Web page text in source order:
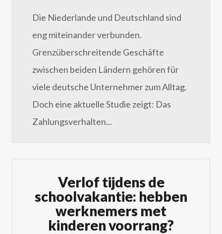
Die Niederlande und Deutschland sind
eng miteinander verbunden.
Grenzüberschreitende Geschäfte
zwischen beiden Ländern gehören für
viele deutsche Unternehmer zum Alltag.
Doch eine aktuelle Studie zeigt: Das
Zahlungsverhalten...
Verlof tijdens de
schoolvakantie: hebben
werknemers met
kinderen voorrang?